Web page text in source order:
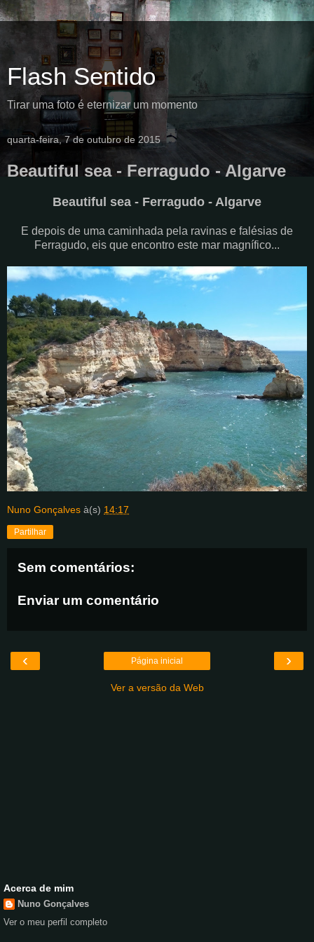
Flash Sentido
Tirar uma foto é eternizar um momento
quarta-feira, 7 de outubro de 2015
Beautiful sea - Ferragudo - Algarve
Beautiful sea - Ferragudo - Algarve
E depois de uma caminhada pela ravinas e falésias de
Ferragudo, eis que encontro este mar magnífico...
Nuno Gonçalves à(s) 14:17
Partilhar
Sem comentários:
Enviar um comentário
‹ ›
Página inicial
Ver a versão da Web
Acerca de mim
Nuno Gonçalves
Ver o meu perfil completo